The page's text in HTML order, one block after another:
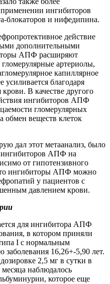
ингибиторов
блокаторов и нифедипина.
действие
дополнительными
АПФ расширяют
артериолы,
капиллярное
усиливается благодаря
В качестве другого
ингибиторов АПФ
гломерулярных
обмен веществ клеток
дал этот метаанализ, было
ингибиторов АПФ на
от гипотензивного
ингибиторы АПФ можно
у пациентов с
давлением крови.
для ингибитора АПФ
в котором приняли
I с нормальным
заболевания 16,26+-5,90 лет.
2,5 мг в сутки в
наблюдалось
которое еще